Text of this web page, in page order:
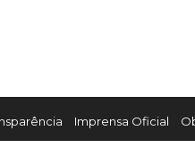
Imprensa Oficial